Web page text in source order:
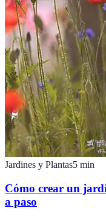
Jardines y Plantas5 min
Cómo crear un
a paso